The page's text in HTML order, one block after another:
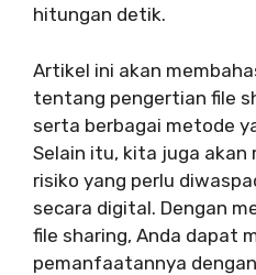
hitungan detik.
Artikel ini akan
tentang pengertian file
serta berbagai metode
Selain itu, kita juga
risiko yang perlu
secara digital. Dengan
file sharing, Anda dapat
pemanfaatannya